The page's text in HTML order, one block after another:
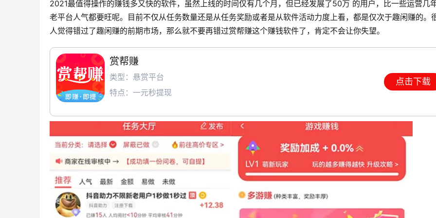
2021最值得操作的赚钱多又快的软件，虽然上线的时间仅有几个月，但已经发展了50万 的用户，比一些运营几
老平台人气都要旺呢。目前不仅从任务数量还是从任务奖励或者是从软件活动力度上看，都是仅次于趣闲赚的。
人觉得错过了趣闲赚的前期市场，那么就不要再错过赏帮赚这个赚钱软件了，肯定不会让你失望。
赏帮赚
类型：悬赏平台
特点：一元秒提现
点击下载